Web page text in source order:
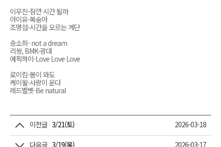
이무진-잠깐 시간 될까
아이유-복숭아
조명섭-시간을 오르는 계단
송소희- not a dream
리쌍, BMK-광대
에픽하이-Love Love Love
로이킴-봄이 와도
케이윌-사랑이 운다
레드벨벳-Be natural
이전글 3/21(토) 2026-03-18
다음글 3/19(목) 2026-03-17